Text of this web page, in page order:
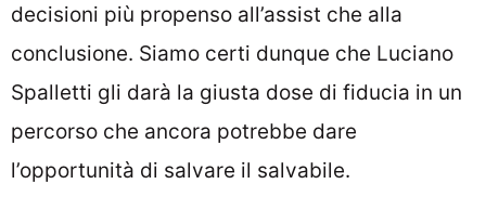
decisioni più propenso all’assist che alla
conclusione. Siamo certi dunque che Luciano
Spalletti gli darà la giusta dose di fiducia in un
percorso che ancora potrebbe dare
l’opportunità di salvare il salvabile.